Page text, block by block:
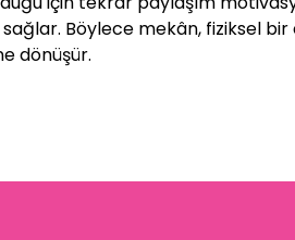
Böylece mekân, fiziksel
dönüşür.